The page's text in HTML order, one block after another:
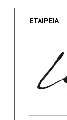
ΕΤΑΙΡΕΙΑ